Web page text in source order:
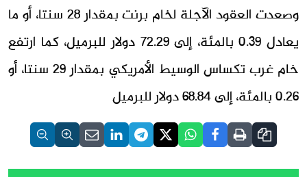
وصعدت العقود الآجلة لخام برنت بمقدار 28 سنتا، أو ما
يعادل 0.39 بالمئة، إلى 72.29 دولار للبرميل، كما ارتفع
خام غرب تكساس الوسيط الأمريكي بمقدار 29 سنتا، أو
0.26 بالمئة، إلى 68.84 دولار للبرميل